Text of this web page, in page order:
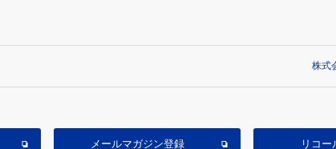
株式
メールマガジン登録 リコー